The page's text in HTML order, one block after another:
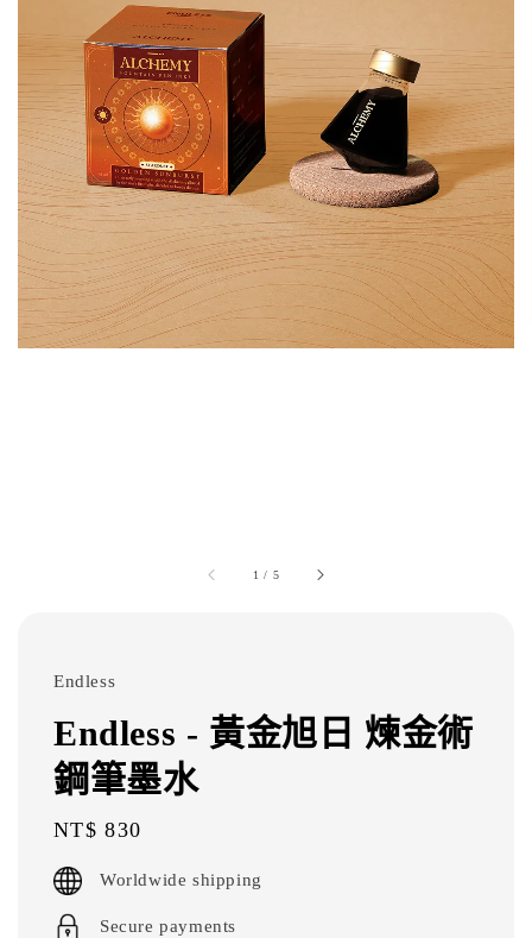
1 / 5
Endless
Endless - 黃金旭日 煉金術
鋼筆墨水
Regular
price
NT$ 830
Worldwide shipping
Secure payments